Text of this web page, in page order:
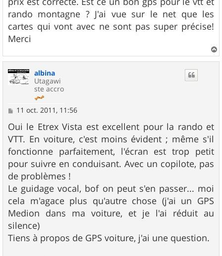
a
g
e
rando montagne ? J'ai vue sur le net que les
cartes qui vont avec ne sont pas super précise!
Merci
a
albina
Utagawi
ste accro
M
s
s
a
g
e
11 oct. 2011, 11:56
Oui le Etrex Vista est excellent pour la rando et
VTT. En voiture, c'est moins évident ; même s'il
fonctionne parfaitement, l'écran est trop petit
pour suivre en conduisant. Avec un copilote, pas
de problèmes !
Le guidage vocal, bof on peut s'en passer... moi
cela m'agace plus qu'autre chose (j'ai un GPS
Medion dans ma voiture, et je l'ai réduit au
silence)
Tiens à propos de GPS voiture, j'ai une question.